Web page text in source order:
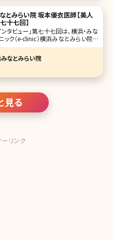
のそれは、女を感じるポイントでもあ
坂本優衣医師【美人
十七回】
タビュー」第七十七回は、横浜・みな
ック（e-clinic）横浜みなとみらい院で
もとゆい）先生です。 eクリニッ
が全国に展開する美容外科・美容皮
なとみらい院では全身麻酔設備を備
なとみらい院
見る
リンク